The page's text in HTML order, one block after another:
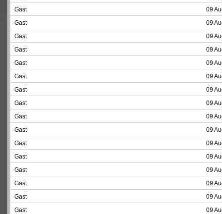
Gast
09
Gast
09
Gast
09
Gast
09
Gast
09
Gast
09
Gast
09
Gast
09
Gast
09
Gast
09
Gast
09
Gast
09
Gast
09
Gast
09
Gast
09
Gast
09